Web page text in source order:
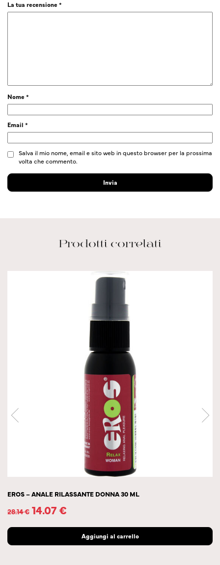
La tua recensione*
Nome*
Email *
Salva il mio nome, email e sito web in questo browser per la prossima
volta che commento.
Prodotti correlati
EROS – ANALE RILASSANTE DONNA 30 ML
28.14€ 14.07€
Aggiungi al carrello